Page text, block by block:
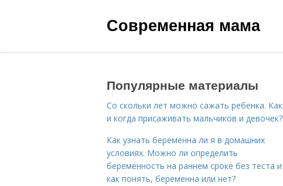
Современная мама
Популярные материалы
Со скольки лет можно сажать ребенка. Как
и когда присаживать мальчиков и девочек?
Как узнать беременна ли я в домашних
условиях. Можно ли определить
беременность на раннем сроке без теста и
как понять, беременна или нет?